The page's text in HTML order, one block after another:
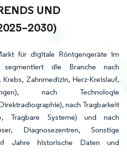
UND P
für digitale Röntgengeräte im
segmentiert die Branche nach
Zahnmedizin, Herz-Kreislauf,
nach Technologie
nach Tragbarkeit
Tragbare Systeme) und nach
Diagnosezentren, Sonstige
Jahre historische Daten und